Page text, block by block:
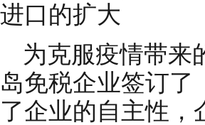
进口的扩大
为克服疫情带来
岛免税企业签订了
了企业的自主性，